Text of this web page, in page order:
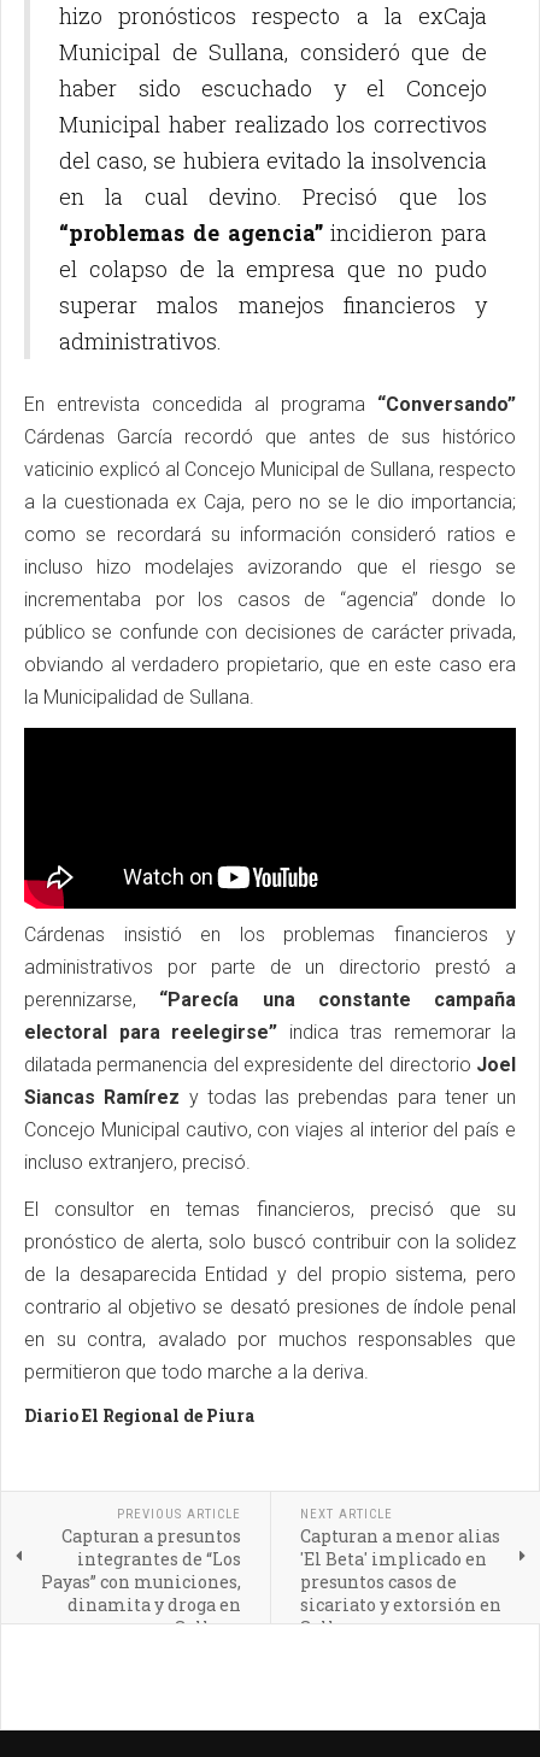
hizo pronósticos respecto a la exCaja
Municipal de Sullana, consideró que de
haber sido escuchado y el Concejo
Municipal haber realizado los correctivos
del caso, se hubiera evitado la insolvencia
en la cual devino. Precisó que los
“problemas de agencia”incidieron para
el colapso de la empresa que no pudo
superar malos manejos financieros y
administrativos.
En entrevista concedida al programa “Conversando”
Cárdenas García recordó que antes de sus histórico
vaticinio explicó al Concejo Municipal de Sullana, respecto
a la cuestionada ex Caja, pero no se le dio importancia;
como se recordará su información consideró ratios e
incluso hizo modelajes avizorando que el riesgo se
incrementaba por los casos de “agencia” donde lo
público se confunde con decisiones de carácter privada,
obviando al verdadero propietario, que en este caso era
la Municipalidad de Sullana.
Cárdenas insistió en los problemas financieros y
administrativos por parte de un directorio prestó a
perennizarse, “Parecía una constante campaña
electoral para reelegirse” indica tras rememorar la
dilatada permanencia del expresidente del directorio Joel
Siancas Ramírez y todas las prebendas para tener un
Concejo Municipal cautivo, con viajes al interior del país e
incluso extranjero, precisó.
El consultor en temas financieros, precisó que su
pronóstico de alerta, solo buscó contribuir con la solidez
de la desaparecida Entidad y del propio sistema, pero
contrario al objetivo se desató presiones de índole penal
en su contra, avalado por muchos responsables que
permitieron que todo marche a la deriva.
Diario El Regional de Piura
PREVIOUS ARTICLE
Capturan a presuntos
integrantes de “Los
Payas” con municiones,
dinamita y droga en
Sullana
NEXT ARTICLE
Capturan a menor alias
'El Beta' implicado en
presuntos casos de
sicariato y extorsión en
Sullana